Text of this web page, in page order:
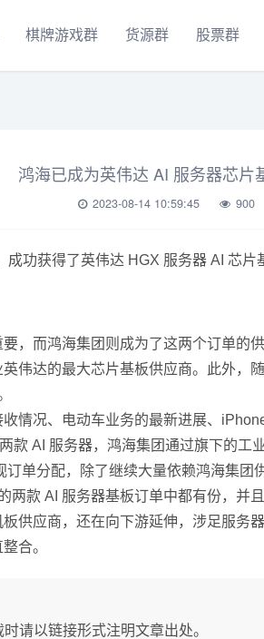
棋牌游戏群 货源群 股票群
鸿海已成为英伟达 AI 服务器芯片
2023-08-14 10:59:45 900
功获得了英伟达 HGX 服务器 AI 芯
，而鸿海集团则成为了这两个订单的
伟达的最大芯片基板供应商。此外
情况、电动车业务的最新进展、
款 AI 服务器，鸿海集团通过旗下的
单分配，除了继续大量依赖鸿海集
款 AI 服务器基板订单中都有份，并
供应商，还在向下游延伸，涉足服
合。
请以链接形式注明文章出处。